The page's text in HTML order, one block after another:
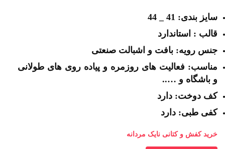
سایز بندی: 41 _ 44
قالب : استاندارد
جنس رویه: بافت و اشبالت صنعتی
مناسب: فعالیت های روزمره و پیاده روی های طولانی
و باشگاه و …..
کف دوخت: دارد
کفی طبی: دارد
خرید کفش و کتانی نایک مردانه